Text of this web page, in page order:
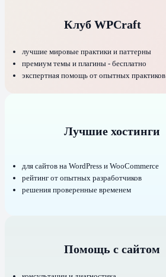
Клуб WPCraft
лучшие мировые практики и паттерны
премиум темы и плагины - бесплатно
экспертная помощь от опытных практиков
Лучшие хостинги
для сайтов на WordPress и WooCommerce
рейтинг от опытных разработчиков
решения проверенные временем
Помощь с сайтом